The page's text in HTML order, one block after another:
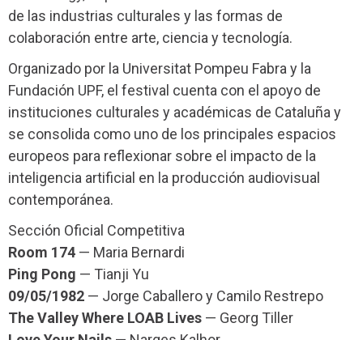
de las industrias culturales y las formas de
colaboración entre arte, ciencia y tecnología.
Organizado por la Universitat Pompeu Fabra y la
Fundación UPF, el festival cuenta con el apoyo de
instituciones culturales y académicas de Cataluña y
se consolida como uno de los principales espacios
europeos para reflexionar sobre el impacto de la
inteligencia artificial en la producción audiovisual
contemporánea.
Sección Oficial Competitiva
Room 174 — Maria Bernardi
Ping Pong — Tianji Yu
09/05/1982 — Jorge Caballero y Camilo Restrepo
The Valley Where LOAB Lives — Georg Tiller